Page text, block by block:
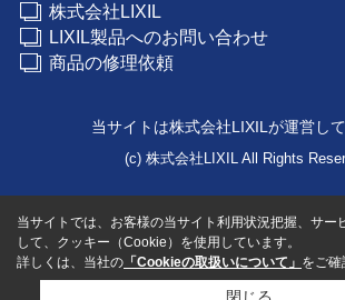
株式会社LIXIL
LIXIL製品へのお問い合わせ
商品の修理依頼
当サイトは株式会社LIXILが運営して
(c) 株式会社LIXIL All Rights
当サイトでは、お客様の当サイト利用状況把握、サー
して、クッキー（Cookie）を使用しています。
詳しくは、当社の 「Cookieの取扱いについて」 をご確